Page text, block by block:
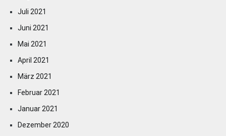
Juli 2021
Juni 2021
Mai 2021
April 2021
März 2021
Februar 2021
Januar 2021
Dezember 2020